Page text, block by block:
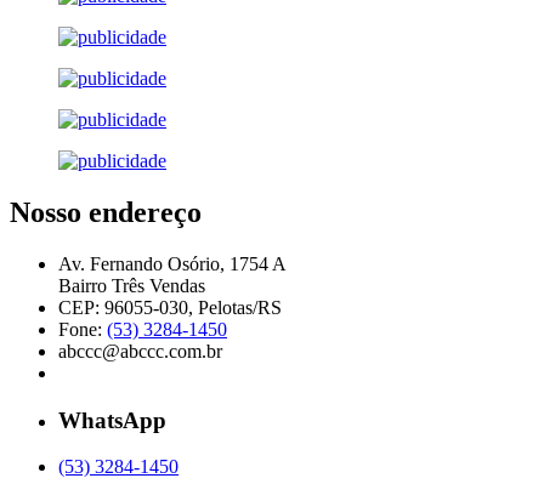
Nosso endereço
Av. Fernando Osório, 1754 A
Bairro Três Vendas
CEP: 96055-030, Pelotas/RS
Fone: (53) 3284-1450
abccc@abccc.com.br
WhatsApp
(53) 3284-1450